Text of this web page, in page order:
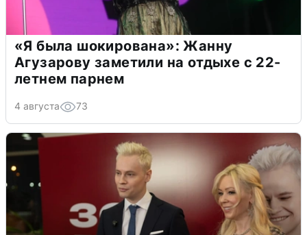
«Я была шокирована»: Жанну
Агузарову заметили на отдыхе с 22-
летнем парнем
4 августа 73